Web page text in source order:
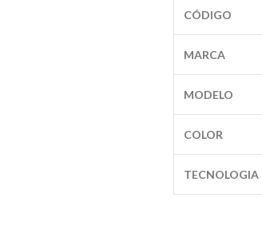
CÓDIGO
MARCA
MODELO
COLOR
TECNOLOGIA